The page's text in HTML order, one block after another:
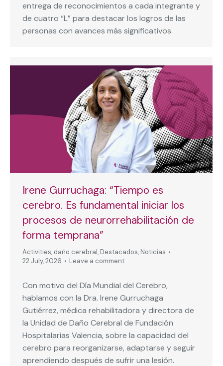
entrega de reconocimientos a cada integrante y
de cuatro “L” para destacar los logros de las
personas con avances más significativos.
Irene Gurruchaga: “Tiempo es
cerebro. Es fundamental iniciar los
procesos de neurorrehabilitación de
forma temprana”
Activities, daño cerebral, Destacados, Noticias
22 July, 2026
Leave a comment
Con motivo del Día Mundial del Cerebro,
hablamos con la Dra. Irene Gurruchaga
Gutiérrez, médica rehabilitadora y directora de
la Unidad de Daño Cerebral de Fundación
Hospitalarias Valencia, sobre la capacidad del
cerebro para reorganizarse, adaptarse y seguir
aprendiendo después de sufrir una lesión.